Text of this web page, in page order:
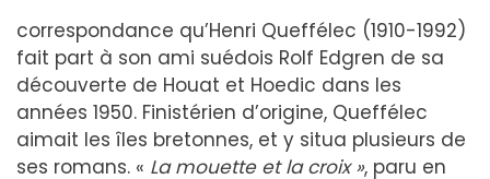
correspondance qu’Henri Queffélec (1910-1992)
fait part à son ami suédois Rolf Edgren de sa
découverte de Houat et Hoedic dans les
années 1950. Finistérien d’origine, Queffélec
aimait les îles bretonnes, et y situa plusieurs de
ses romans. « La mouette et la croix », paru en